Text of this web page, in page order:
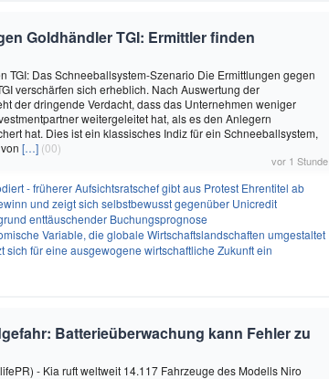
Goldhändler TGI: Ermittler finden
TGI: Das Schneeballsystem-Szenario Die Ermittlungen gegen
verschärfen sich erheblich. Nach Auswertung der
der dringende Verdacht, dass das Unternehmen weniger
weitergeleitet hat, als es den Anlegern
hat. Dies ist ein klassisches Indiz für ein Schneeballsystem,
[…] (00)
vor 1 Stunde
- früherer Aufsichtsratschef gibt aus Protest Ehrentitel ab
und zeigt sich selbstbewusst gegenüber Unicredit
enttäuschender Buchungsprognose
Variable, die globale Wirtschaftslandschaften umgestaltet
sich für eine ausgewogene wirtschaftliche Zukunft ein
Batterieüberwachung kann Fehler zu
- Kia ruft weltweit 14.117 Fahrzeuge des Modells Niro